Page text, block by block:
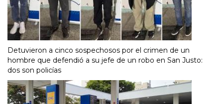
Detuvieron a cinco sospechosos por el crimen de un
hombre que defendió a su jefe de un robo en San Justo:
dos son policías